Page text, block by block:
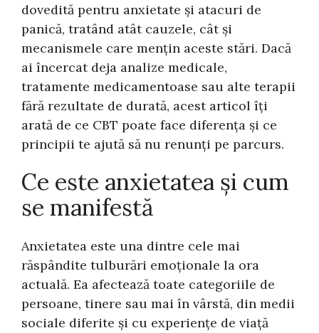
dovedită pentru anxietate și atacuri de
panică, tratând atât cauzele, cât și
mecanismele care mențin aceste stări. Dacă
ai încercat deja analize medicale,
tratamente medicamentoase sau alte terapii
fără rezultate de durată, acest articol îți
arată de ce CBT poate face diferența și ce
principii te ajută să nu renunți pe parcurs.
Ce este anxietatea și cum
se manifestă
Anxietatea este una dintre cele mai
răspândite tulburări emoționale la ora
actuală. Ea afectează toate categoriile de
persoane, tinere sau mai în vârstă, din medii
sociale diferite și cu experiențe de viață